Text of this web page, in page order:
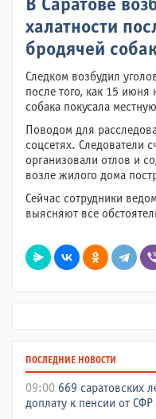
В Саратове
халатности
бродячей
Следком возбудил
после того, как 15 июня
собака покусала
Поводом для
соцсетях. Следователи
организовали отлов и
возле жилого дома
Сейчас сотрудники
выясняют все
ПОСЛЕДНИЕ НОВОСТИ
09:00 669 саратовских
доплату к пенсии от СФР